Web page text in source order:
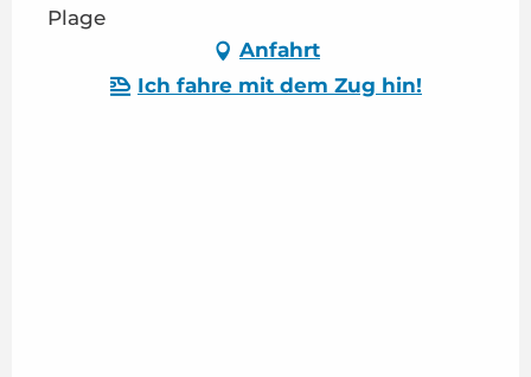
Plage
Anfahrt
Ich fahre mit dem Zug hin!